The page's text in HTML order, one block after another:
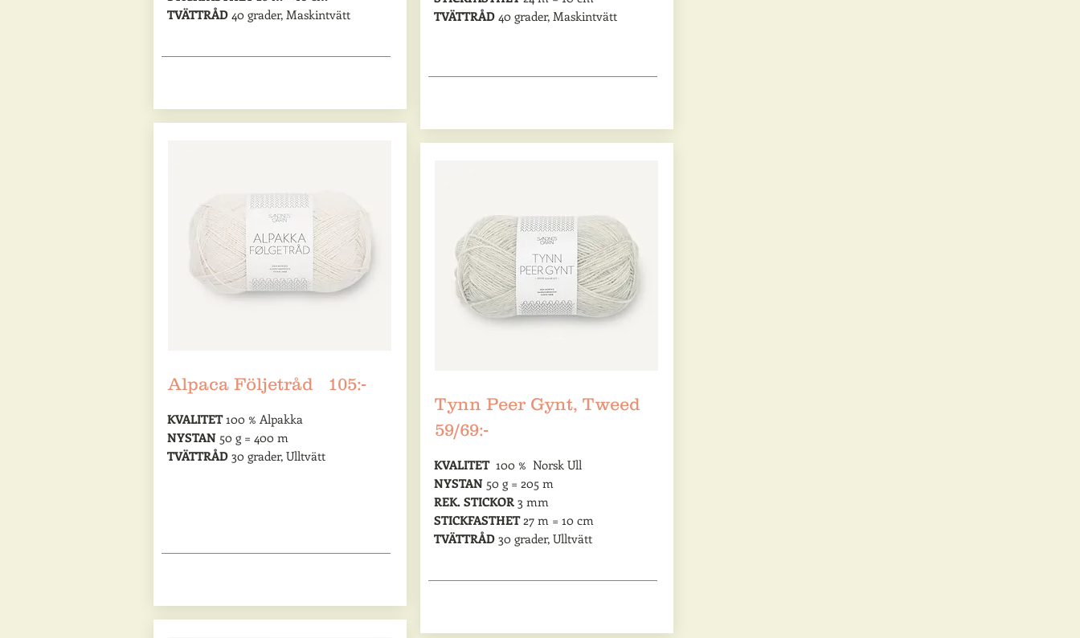
TVÄTTRÅD40 grader, Maskintvätt
Alpaca Följetråd 105:-
KVALITET100 % Alpakka
NYSTAN 50 g = 400 m
TVÄTTRÅD30 grader, Ulltvätt
TVÄTTRÅD40 grader, Maskintvätt
Tynn Peer Gynt, Tweed
59/69:-
KVALITET100 % Norsk Ull
NYSTAN50 g = 205 m
REK. STICKOR 3 mm
STICKFASTHET27 m = 10 cm
TVÄTTRÅD 30 grader, Ulltvätt